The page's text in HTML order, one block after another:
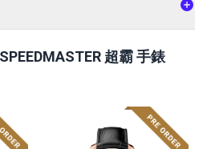
超霸 手錶